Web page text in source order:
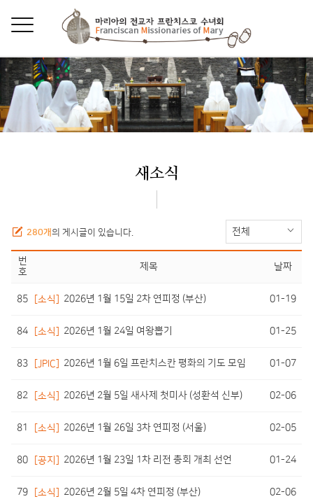
새소식
280개의 게시글이 있습니다. 전체
번
호
제목 날짜
85 [소식] 2026년 1월 15일 2차 연피정 (부산) 01-19
84 [소식] 2026년 1월 24일 여왕뽑기 01-25
83 [JPIC] 2026년 1월 6일 프란치스칸 평화의 기도 모임 01-07
82 [소식] 2026년 2월 5일 새사제 첫미사 (성환석 신부) 02-06
81 [소식] 2026년 1월 26일 3차 연피정 (서울) 02-05
80 [공지] 2026년 1월 23일 1차 리전 총회 개최 선언 01-24
79 [소식] 2026년 2월 5일 4차 연피정 (부산) 02-06